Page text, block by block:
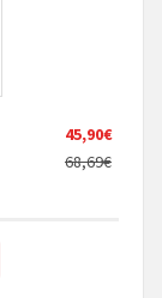
45,90€
68,69€